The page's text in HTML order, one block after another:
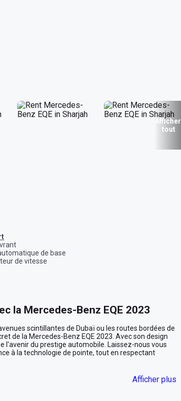
Afficher
tout
de base
de vitesse
la Mercedes-Benz EQE 2023
scintillantes de Dubaï ou les routes bordées de
de la Mercedes-Benz EQE 2023. Avec son design
du prestige automobile. Laissez-nous vous
à la technologie de pointe, tout en respectant
lumière du désert et son intérieur en cuir noir offrant un
Afficher plus